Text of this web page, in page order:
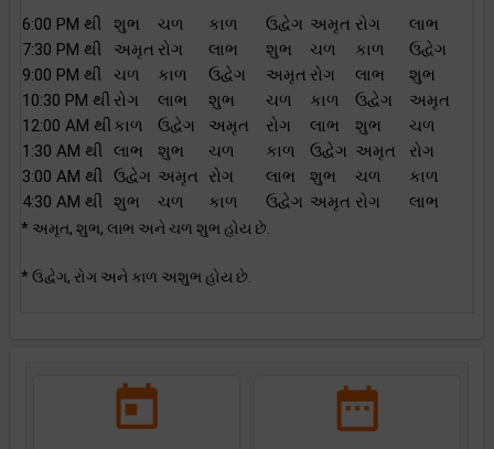
6:00 PM થી શુભ ચળ કાળ ઉદ્વેગ અમૃત રોગ
લાભ
7:30 PM થી
અમૃત રોગ લાભ શુભ ચળ કાળ
ઉદ્વેગ
9:00 PM થી
ચળ કાળ ઉદ્વેગ અમૃત રોગ લાભ
શુભ
10:30 PM થી રોગ લાભ શુભ ચળ કાળ ઉદ્વેગ
અમૃત
12:00 AM થીકાળ ઉદ્વેગ અમૃત રોગ લાભ શુભ
ચળ
1:30 AM થી લાભ શુભ ચળ કાળ ઉદ્વેગ અમૃત
રોગ
3:00 AM થી ઉદ્વેગ અમૃત રોગ લાભ શુભ ચળ
કાળ
4:30 AM થી શુભ ચળ કાળ ઉદ્વેગ અમૃત રોગ લાભ
* અમૃત, શુભ, લાભ અને ચળ શુભ હોય છે.
* ઉદ્વેગ, રોગ અને કાળ અશુભ હોય છે.